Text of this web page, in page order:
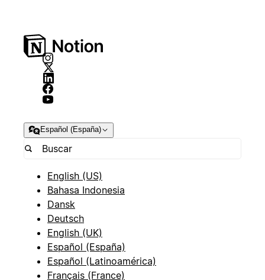
Español (España)
English (US)
Bahasa Indonesia
Dansk
Deutsch
English (UK)
Español (España)
Español (Latinoamérica)
Français (France)